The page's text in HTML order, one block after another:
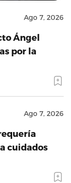
Ago 7, 2026
Ángel
por la
Ago 7, 2026
cuidados